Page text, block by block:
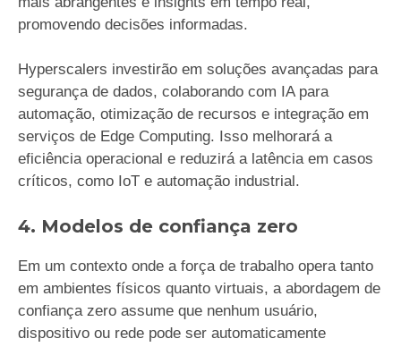
promovendo decisões informadas.
Hyperscalers investirão em soluções avançadas para
segurança de dados, colaborando com IA para
automação, otimização de recursos e integração em
serviços de Edge Computing. Isso melhorará a
eficiência operacional e reduzirá a latência em casos
críticos, como IoT e automação industrial.
4. Modelos de confiança zero
Em um contexto onde a força de trabalho opera tanto
em ambientes físicos quanto virtuais, a abordagem de
confiança zero assume que nenhum usuário,
dispositivo ou rede pode ser automaticamente